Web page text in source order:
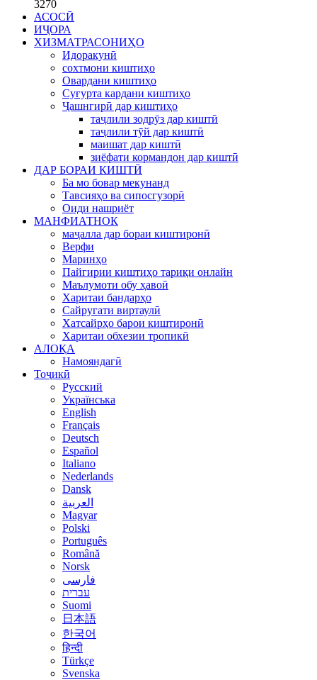
3270
АСОСӢ
ИҶОРА
ХИЗМАТРАСОНИҲО
Идоракунӣ
сохтмони киштиҳо
Овардани киштиҳо
Суғурта кардани киштиҳо
Ҷашнгирӣ дар киштиҳо
таҷлили зодрӯз дар киштӣ
таҷлили тӯй дар киштӣ
маишат дар киштӣ
зиёфати кормандон дар киштӣ
ДАР БОРАИ КИШТӢ
Ба мо бовар мекунанд
Тавсияҳо ва сипосгузорӣ
Оиди нашриёт
МАНФИАТНОК
маҷалла дар бораи киштиронӣ
Верфи
Маринҳо
Пайгирии киштиҳо тариқи онлайн
Маълумоти обу ҳавоӣ
Харитаи бандарҳо
Сайругати виртаулӣ
Хатсайрҳо барои киштиронӣ
Харитаи обхезии тропикӣ
АЛОҚА
Намояндагӣ
Тоҷикӣ
Русский
Українська
English
Français
Deutsch
Español
Italiano
Nederlands
Dansk
العربية
Magyar
Polski
Português
Română
Norsk
فارسی
עברית
Suomi
日本語
한국어
हिन्दी
Türkçe
Svenska